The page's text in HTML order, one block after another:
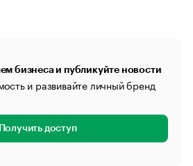
бизнеса и публикуйте новости
и развивайте личный бренд
Получить доступ